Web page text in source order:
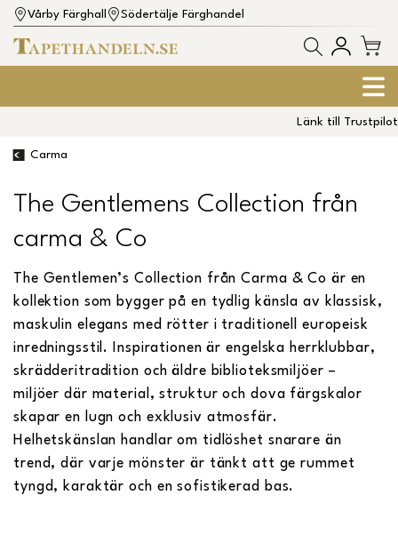
Vårby Färghall Södertälje Färghandel
Länk till Trustpilot
Carma
The Gentlemens Collection från
carma & Co
The Gentlemen’s Collection från Carma & Co är en
kollektion som bygger på en tydlig känsla av klassisk,
maskulin elegans med rötter i traditionell europeisk
inredningsstil. Inspirationen är engelska herrklubbar,
skrädderitradition och äldre biblioteksmiljöer –
miljöer där material, struktur och dova färgskalor
skapar en lugn och exklusiv atmosfär.
Helhetskänslan handlar om tidlöshet snarare än
trend, där varje mönster är tänkt att ge rummet
tyngd, karaktär och en sofistikerad bas.